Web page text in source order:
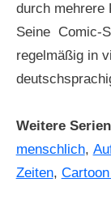
durch mehrere
Seine Comic-
regelmäßig in
Weitere
menschlich,
Zeiten,